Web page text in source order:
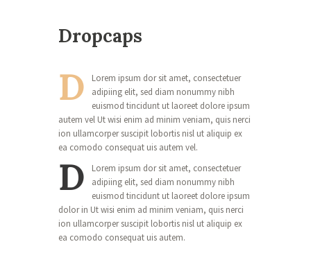
Dropcaps
D
Lorem ipsum dor sit amet, consectetuer
adipiing elit, sed diam nonummy nibh
euismod tincidunt ut laoreet dolore ipsum
autem vel Ut wisi enim ad minim veniam, quis nerci
ion ullamcorper suscipit lobortis nisl ut aliquip ex
ea comodo consequat uis autem vel.
D
Lorem ipsum dor sit amet, consectetuer
adipiing elit, sed diam nonummy nibh
euismod tincidunt ut laoreet dolore ipsum
dolor in Ut wisi enim ad minim veniam, quis nerci
ion ullamcorper suscipit lobortis nisl ut aliquip ex
ea comodo consequat uis autem.